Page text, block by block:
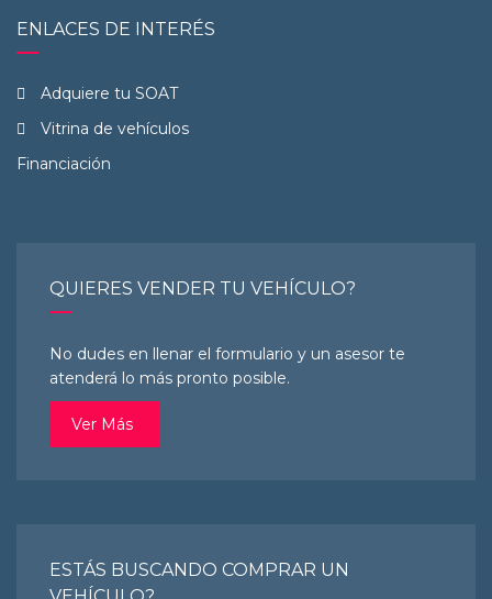
ENLACES DE INTERÉS
Adquiere tu SOAT
Vitrina de vehículos
Financiación
QUIERES VENDER TU VEHÍCULO?
No dudes en llenar el formulario y un asesor te
atenderá lo más pronto posible.
Ver Más
ESTÁS BUSCANDO COMPRAR UN